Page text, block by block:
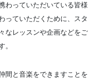
わっていただいている皆様
っていただくために、スタ
なレッスンや企画などをご
。
間と音楽をできますことを